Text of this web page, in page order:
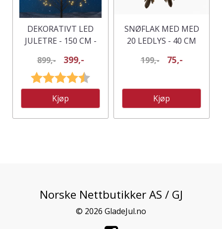
DEKORATIVT LED
JULETRE - 150 CM -
899,- 399,-
Karakter:
Kjøp
SNØFLAK MED MED
20 LEDLYS - 40 CM
199,-
75,-
Kjøp
Norske Nettbutikker AS / GJ
© 2026 GladeJul.no